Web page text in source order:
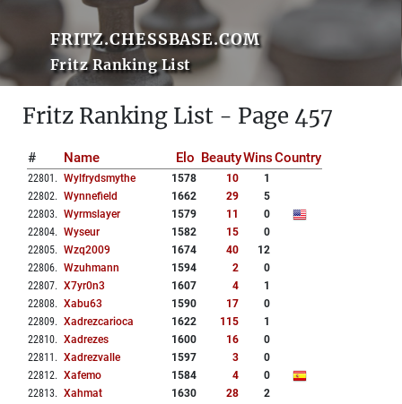
FRITZ.CHESSBASE.COM
Fritz Ranking List
Fritz Ranking List - Page 457
# Name Elo BeautyWinsCountry
22801 . Wylfrydsmythe 1578 10
1
22802. Wynnefield 1662 29
5
22803. Wyrmslayer 1579 11
0
22804. Wyseur 1582 15
0
22805. Wzq2009 1674 40
12
22806. Wzuhmann 1594 2
0
22807. X7yr0n3 1607 4
1
22808. Xabu63 1590 17
0
22809. Xadrezcarioca 1622 115
1
22810. Xadrezes 1600 16
0
22811 . Xadrezvalle 1597 3
0
22812. Xafemo 1584 4
0
22813. Xahmat 1630 28
2